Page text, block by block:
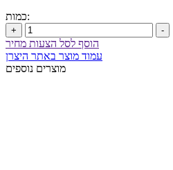
כמות:
+ -
הוסף לסל הצעות מחיר
עמוד מוצר באתר היצרן
מוצרים נוספים